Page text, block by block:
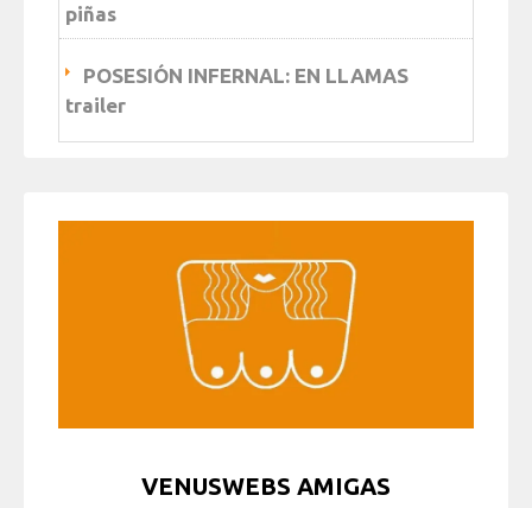
piñas
POSESIÓN INFERNAL: EN LLAMAS
trailer
VENUSWEBS AMIGAS